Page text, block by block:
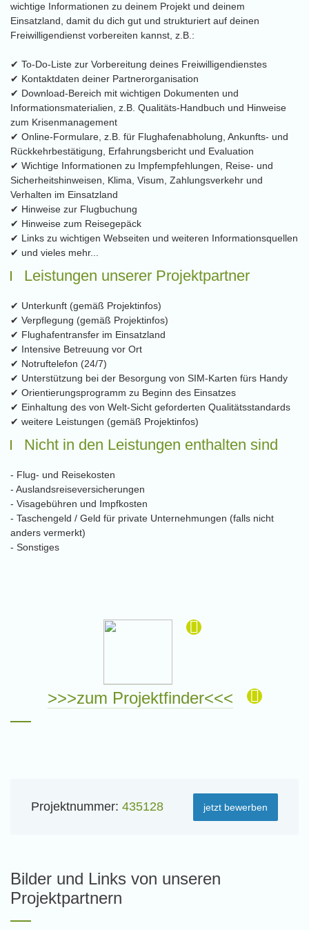
wichtige Informationen zu deinem Projekt und deinem
Einsatzland, damit du dich gut und strukturiert auf deinen
Freiwilligendienst vorbereiten kannst, z.B.:
✔ To-Do-Liste zur Vorbereitung deines Freiwilligendienstes
✔ Kontaktdaten deiner Partnerorganisation
✔ Download-Bereich mit wichtigen Dokumenten und
Informationsmaterialien, z.B. Qualitäts-Handbuch und Hinweise
zum Krisenmanagement
✔ Online-Formulare, z.B. für Flughafenabholung, Ankunfts- und
Rückkehrbestätigung, Erfahrungsbericht und Evaluation
✔ Wichtige Informationen zu Impfempfehlungen, Reise- und
Sicherheitshinweisen, Klima, Visum, Zahlungsverkehr und
Verhalten im Einsatzland
✔ Hinweise zur Flugbuchung
✔ Hinweise zum Reisegepäck
✔ Links zu wichtigen Webseiten und weiteren Informationsquellen
✔ und vieles mehr...
Leistungen unserer Projektpartner
✔ Unterkunft (gemäß Projektinfos)
✔ Verpflegung (gemäß Projektinfos)
✔ Flughafentransfer im Einsatzland
✔ Intensive Betreuung vor Ort
✔ Notruftelefon (24/7)
✔ Unterstützung bei der Besorgung von SIM-Karten fürs Handy
✔ Orientierungsprogramm zu Beginn des Einsatzes
✔ Einhaltung des von Welt-Sicht geforderten Qualitätsstandards
✔ weitere Leistungen (gemäß Projektinfos)
Nicht in den Leistungen enthalten sind
- Flug- und Reisekosten
- Auslandsreiseversicherungen
- Visagebühren und Impfkosten
- Taschengeld / Geld für private Unternehmungen (falls nicht
anders vermerkt)
- Sonstiges
>>>zum Projektfinder<<<
Projektnummer: 435128 jetzt bewerben
Bilder und Links von unseren
Projektpartnern